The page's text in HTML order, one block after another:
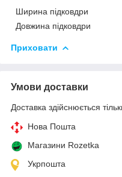
Ширина підковдри
Довжина підковдри
Приховати
Умови доставки
Доставка здійснюється
Нова Пошта
Магазини Rozetka
Укрпошта